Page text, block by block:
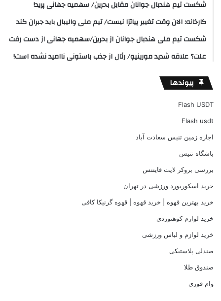
شکست تیم هندبال جوانان مقابل بحرین/ سهمیه جهانی پرید!
کارخانه: الان وقت تغییر پیاتزا نیست/ تیم ملی والیبال باید جبران کند
شکست تیم ملی هندبال جوانان از بحرین/سهمیه جهانی از دست رفت
علت؟ علاقه شدید مورینیو/ رئال از جذب باستونی ناامید نشده است!
پیوندها
Flash USDT
Flash usdt
اجاره زمین تنیس سعادت آباد
باشگاه تنیس
بررسی بروکر لایت فایننس
خرید اسکوربورد ورزشی در تهران
خرید بهترین قهوه | خرید قهوه | قهوه گرنیکا کافی
خرید لوازم کوهنوردی
خرید لوازم و لباس ورزشی
صندلی پلاستیکی
صندوق طلا
وام فوری